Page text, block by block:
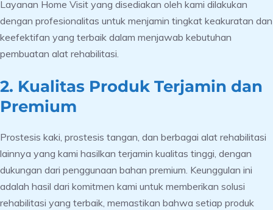
Layanan Home Visit yang disediakan oleh kami dilakukan
dengan profesionalitas untuk menjamin tingkat keakuratan dan
keefektifan yang terbaik dalam menjawab kebutuhan
pembuatan alat rehabilitasi.
2. Kualitas Produk Terjamin dan
Premium
Prostesis kaki, prostesis tangan, dan berbagai alat rehabilitasi
lainnya yang kami hasilkan terjamin kualitas tinggi, dengan
dukungan dari penggunaan bahan premium. Keunggulan ini
adalah hasil dari komitmen kami untuk memberikan solusi
rehabilitasi yang terbaik, memastikan bahwa setiap produk